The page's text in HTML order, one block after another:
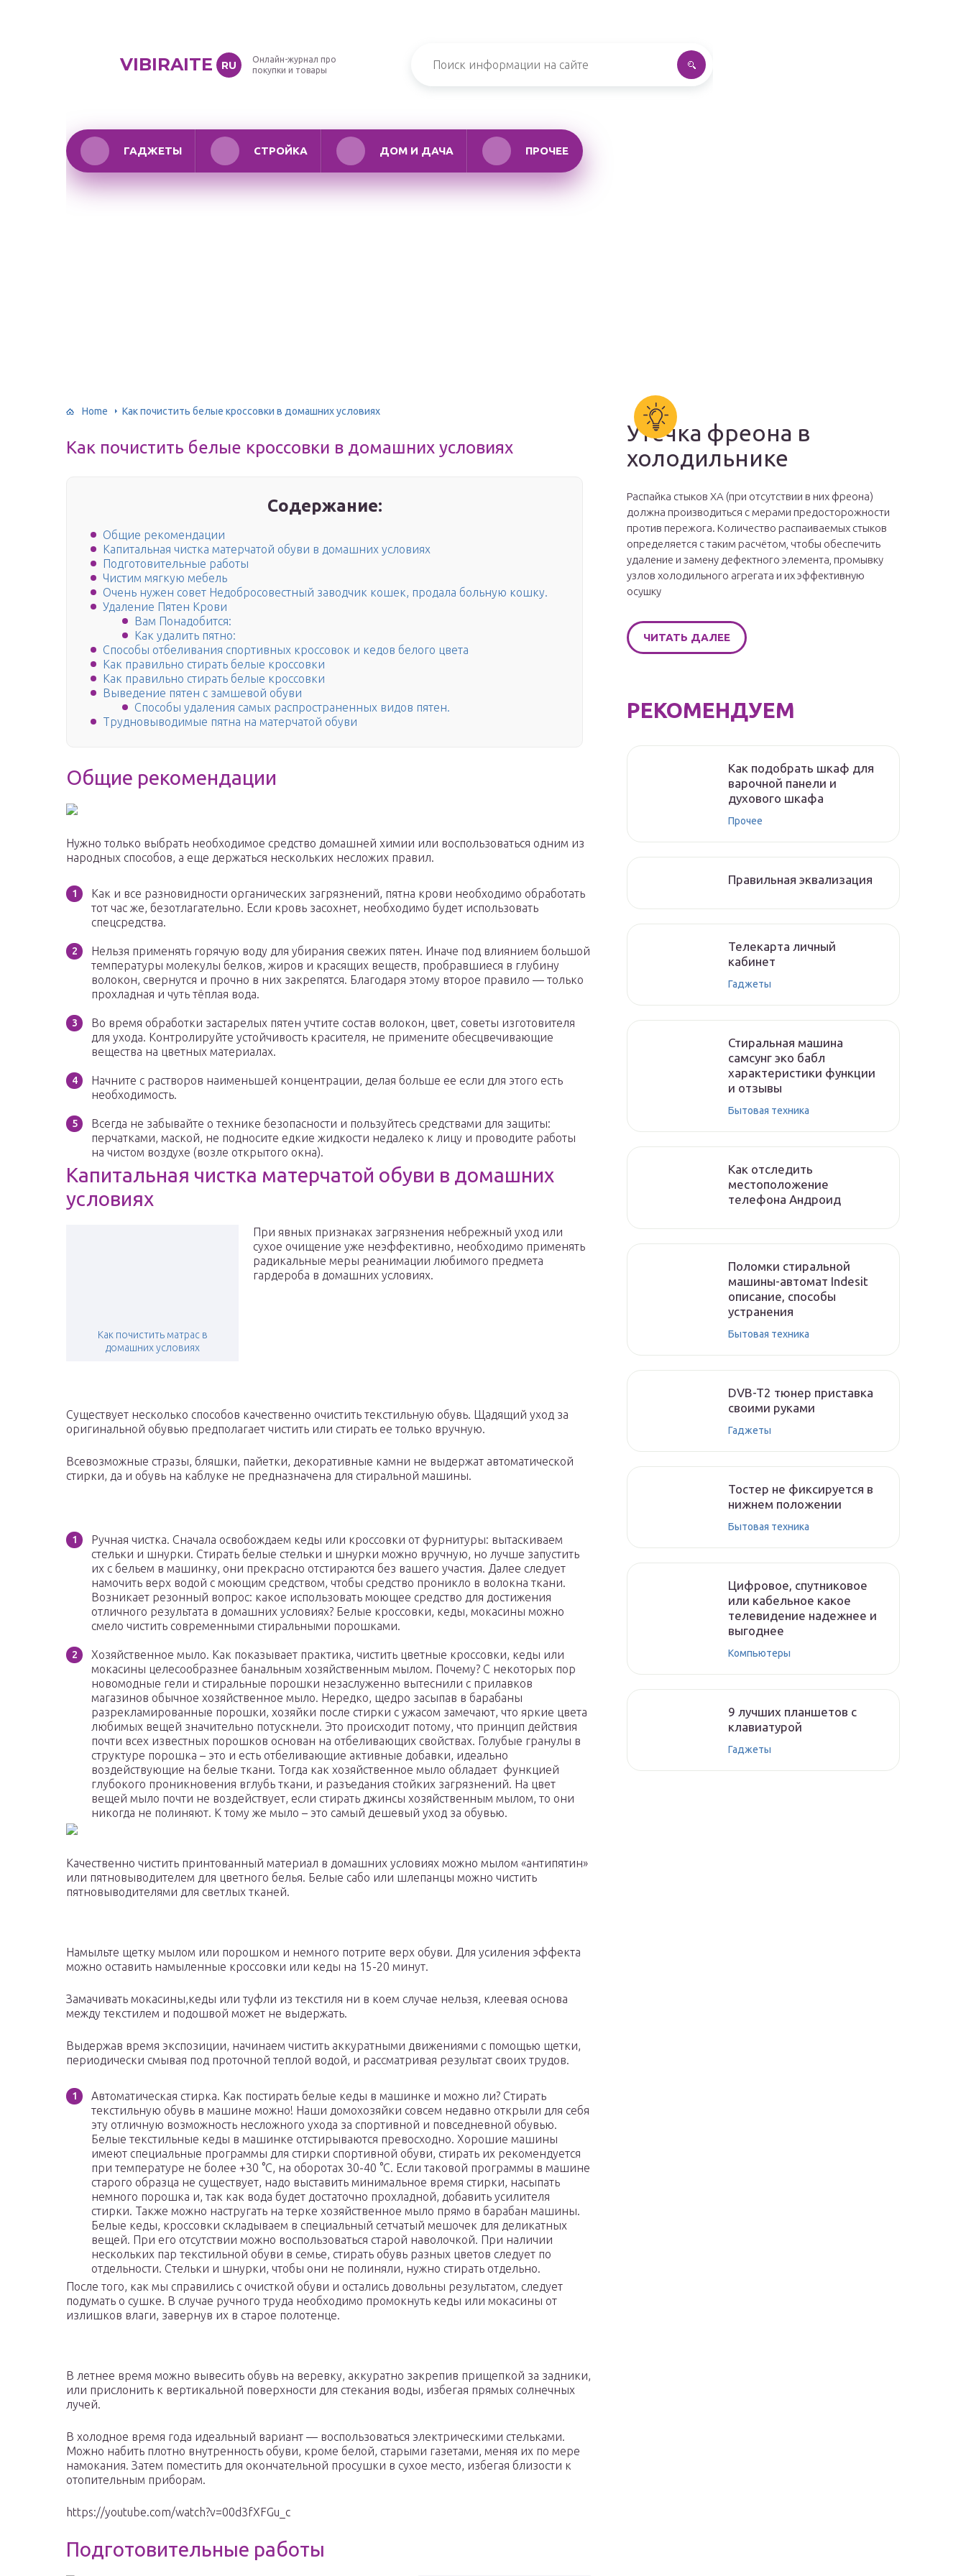
VIBIRAITE RU
Онлайн-журнал про
покупки и товары
ГАДЖЕТЫ СТРОЙКА ДОМ И ДАЧА ПРОЧЕЕ
Home Как почистить белые кроссовки в домашних условиях
Как почистить белые кроссовки в домашних условиях
Содержание:
Общие рекомендации
Капитальная чистка матерчатой обуви в домашних условиях
Подготовительные работы
Чистим мягкую мебель
Очень нужен совет Недобросовестный заводчик кошек, продала больную кошку.
Удаление Пятен Крови
Вам Понадобится:
Как удалить пятно:
Способы отбеливания спортивных кроссовок и кедов белого цвета
Как правильно стирать белые кроссовки
Как правильно стирать белые кроссовки
Выведение пятен с замшевой обуви
Способы удаления самых распространенных видов пятен.
Трудновыводимые пятна на матерчатой обуви
Общие рекомендации
Нужно только выбрать необходимое средство домашней химии или воспользоваться одним из
народных способов, а еще держаться нескольких несложих правил.
Как и все разновидности органических загрязнений, пятна крови необходимо обработать
тот час же, безотлагательно. Если кровь засохнет, необходимо будет использовать
спецсредства.
Нельзя применять горячую воду для убирания свежих пятен. Иначе под влиянием большой
температуры молекулы белков, жиров и красящих веществ, пробравшиеся в глубину
волокон, свернутся и прочно в них закрепятся. Благодаря этому второе правило — только
прохладная и чуть тёплая вода.
Во время обработки застарелых пятен учтите состав волокон, цвет, советы изготовителя
для ухода. Контролируйте устойчивость красителя, не примените обесцвечивающие
вещества на цветных материалах.
Начните с растворов наименьшей концентрации, делая больше ее если для этого есть
необходимость.
Всегда не забывайте о технике безопасности и пользуйтесь средствами для защиты:
перчатками, маской, не подносите едкие жидкости недалеко к лицу и проводите работы
на чистом воздухе (возле открытого окна).
Капитальная чистка матерчатой обуви в домашних
условиях
Как почистить матрас в
домашних условиях
При явных признаках загрязнения небрежный уход или
сухое очищение уже неэффективно, необходимо применять
радикальные меры реанимации любимого предмета
гардероба в домашних условиях.
Существует несколько способов качественно очистить текстильную обувь. Щадящий уход за
оригинальной обувью предполагает чистить или стирать ее только вручную.
Всевозможные стразы, бляшки, пайетки, декоративные камни не выдержат автоматической
стирки, да и обувь на каблуке не предназначена для стиральной машины.
Ручная чистка. Сначала освобождаем кеды или кроссовки от фурнитуры: вытаскиваем
стельки и шнурки. Стирать белые стельки и шнурки можно вручную, но лучше запустить
их с бельем в машинку, они прекрасно отстираются без вашего участия. Далее следует
намочить верх водой с моющим средством, чтобы средство проникло в волокна ткани.
Возникает резонный вопрос: какое использовать моющее средство для достижения
отличного результата в домашних условиях? Белые кроссовки, кеды, мокасины можно
смело чистить современными стиральными порошками.
Хозяйственное мыло. Как показывает практика, чистить цветные кроссовки, кеды или
мокасины целесообразнее банальным хозяйственным мылом. Почему? С некоторых пор
новомодные гели и стиральные порошки незаслуженно вытеснили с прилавков
магазинов обычное хозяйственное мыло. Нередко, щедро засыпав в барабаны
разрекламированные порошки, хозяйки после стирки с ужасом замечают, что яркие цвета
любимых вещей значительно потускнели. Это происходит потому, что принцип действия
почти всех известных порошков основан на отбеливающих свойствах. Голубые гранулы в
структуре порошка – это и есть отбеливающие активные добавки, идеально
воздействующие на белые ткани. Тогда как хозяйственное мыло обладает функцией
глубокого проникновения вглубь ткани, и разъедания стойких загрязнений. На цвет
вещей мыло почти не воздействует, если стирать джинсы хозяйственным мылом, то они
никогда не полиняют. К тому же мыло – это самый дешевый уход за обувью.
Качественно чистить принтованный материал в домашних условиях можно мылом «антипятин»
или пятновыводителем для цветного белья. Белые сабо или шлепанцы можно чистить
пятновыводителями для светлых тканей.
Намыльте щетку мылом или порошком и немного потрите верх обуви. Для усиления эффекта
можно оставить намыленные кроссовки или кеды на 15-20 минут.
Замачивать мокасины,кеды или туфли из текстиля ни в коем случае нельзя, клеевая основа
между текстилем и подошвой может не выдержать.
Выдержав время экспозиции, начинаем чистить аккуратными движениями с помощью щетки,
периодически смывая под проточной теплой водой, и рассматривая результат своих трудов.
Автоматическая стирка. Как постирать белые кеды в машинке и можно ли? Стирать
текстильную обувь в машине можно! Наши домохозяйки совсем недавно открыли для себя
эту отличную возможность несложного ухода за спортивной и повседневной обувью.
Белые текстильные кеды в машинке отстирываются превосходно. Хорошие машины
имеют специальные программы для стирки спортивной обуви, стирать их рекомендуется
при температуре не более +30 °С, на оборотах 30-40 °С. Если таковой программы в машине
старого образца не существует, надо выставить минимальное время стирки, насыпать
немного порошка и, так как вода будет достаточно прохладной, добавить усилителя
стирки. Также можно настругать на терке хозяйственное мыло прямо в барабан машины.
Белые кеды, кроссовки складываем в специальный сетчатый мешочек для деликатных
вещей. При его отсутствии можно воспользоваться старой наволочкой. При наличии
нескольких пар текстильной обуви в семье, стирать обувь разных цветов следует по
отдельности. Стельки и шнурки, чтобы они не полиняли, нужно стирать отдельно.
После того, как мы справились с очисткой обуви и остались довольны результатом, следует
подумать о сушке. В случае ручного труда необходимо промокнуть кеды или мокасины от
излишков влаги, завернув их в старое полотенце.
В летнее время можно вывесить обувь на веревку, аккуратно закрепив прищепкой за задники,
или прислонить к вертикальной поверхности для стекания воды, избегая прямых солнечных
лучей.
В холодное время года идеальный вариант — воспользоваться электрическими стельками.
Можно набить плотно внутренность обуви, кроме белой, старыми газетами, меняя их по мере
намокания. Затем поместить для окончательной просушки в сухое место, избегая близости к
отопительным приборам.
https://youtube.com/watch?v=00d3fXFGu_c
Подготовительные работы
Утечка фреона в
холодильнике
Распайка стыков ХА (при отсутствии в них фреона)
должна производиться с мерами предосторожности
против пережога. Количество распаиваемых стыков
определяется с таким расчётом, чтобы обеспечить
удаление и замену дефектного элемента, промывку
узлов холодильного агрегата и их эффективную
осушку
ЧИТАТЬ ДАЛЕЕ
РЕКОМЕНДУЕМ
Как подобрать шкаф для
варочной панели и
духового шкафа
Прочее
Правильная эквализация
Телекарта личный
кабинет
Гаджеты
Стиральная машина
самсунг эко бабл
характеристики функции
и отзывы
Бытовая техника
Как отследить
местоположение
телефона Андроид
Поломки стиральной
машины-автомат Indesit
описание, способы
устранения
Бытовая техника
DVB-T2 тюнер приставка
своими руками
Гаджеты
Тостер не фиксируется в
нижнем положении
Бытовая техника
Цифровое, спутниковое
или кабельное какое
телевидение надежнее и
выгоднее
Компьютеры
9 лучших планшетов с
клавиатурой
Гаджеты